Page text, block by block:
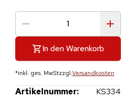
In den Warenkorb
*inkl. ges. MwStzzgl.Versandkosten
Artikelnummer: KS334